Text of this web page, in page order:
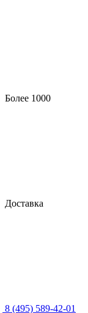
Более 1000
Доставка
8 (495) 589-42-01